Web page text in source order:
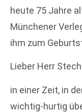
heute 75 Jahre
Münchener
ihm zum
Lieber Herr
in einer Zeit, in
wichtig-hurtig